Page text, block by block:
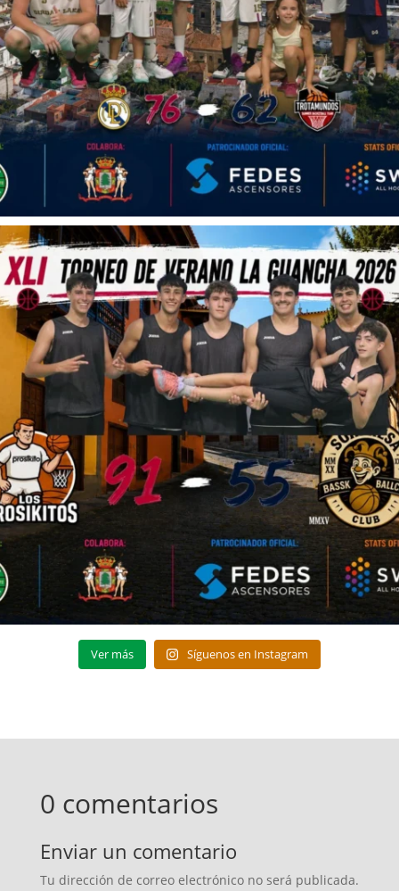
Ver más Síguenos en Instagram
0 comentarios
Enviar un comentario
Tu dirección de correo electrónico no será publicada.